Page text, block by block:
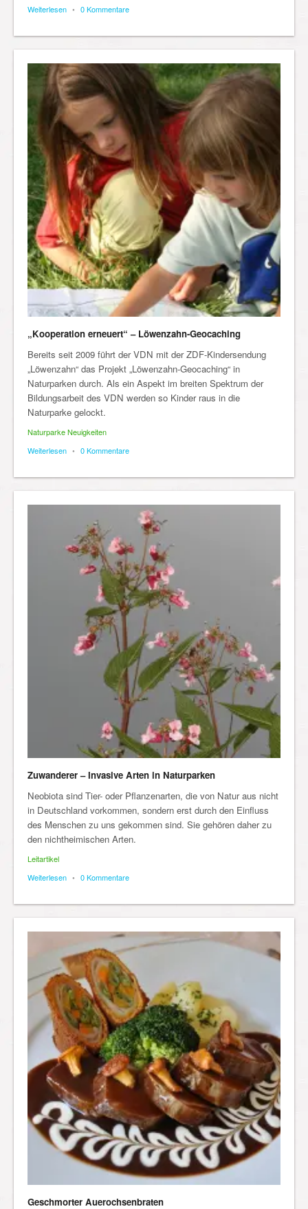
Weiterlesen • 0 Kommentare
„Kooperation erneuert“ – Löwenzahn-Geocaching
Bereits seit 2009 führt der VDN mit der ZDF-Kindersendung
„Löwenzahn“ das Projekt „Löwenzahn-Geocaching“ in
Naturparken durch. Als ein Aspekt im breiten Spektrum der
Bildungsarbeit des VDN werden so Kinder raus in die
Naturparke gelockt.
Naturparke Neuigkeiten
Weiterlesen • 0 Kommentare
Zuwanderer – Invasive Arten in Naturparken
Neobiota sind Tier- oder Pflanzenarten, die von Natur aus nicht
in Deutschland vorkommen, sondern erst durch den Einfluss
des Menschen zu uns gekommen sind. Sie gehören daher zu
den nichtheimischen Arten.
Leitartikel
Weiterlesen • 0 Kommentare
Geschmorter Auerochsenbraten